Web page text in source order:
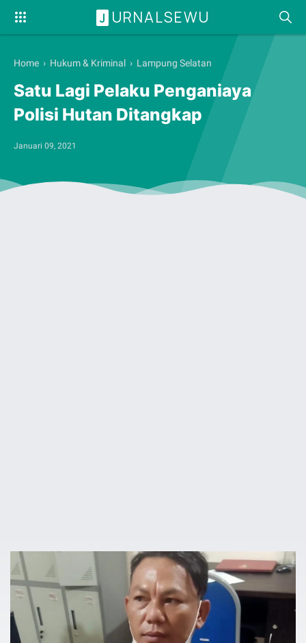
J URNALSEWU
Home › Hukum & Kriminal › Lampung Selatan
Satu Lagi Pelaku Penganiaya
Polisi Hutan Ditangkap
Januari 09, 2021